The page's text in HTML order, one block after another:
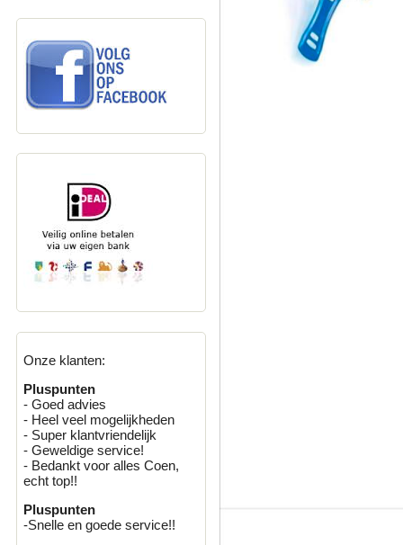
Onze klanten:
Pluspunten
- Goed advies
- Heel veel mogelijkheden
- Super klantvriendelijk
- Geweldige service!
- Bedankt voor alles Coen,
echt top!!
Pluspunten
-Snelle en goede service!!